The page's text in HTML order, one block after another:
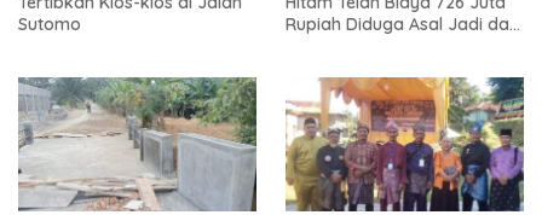
Sutomo
Rupiah Diduga Asal Jadi dan